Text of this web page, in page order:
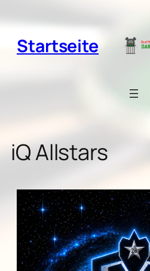
Inhalt
springen
Startseite
iQ Allstars